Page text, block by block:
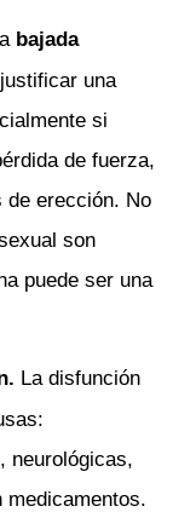
bajada
una
si
de fuerza,
de erección. No
son
puede ser una
La disfunción
neurológicas,
medicamentos.